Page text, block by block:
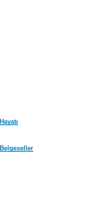
Hayatı
Belgeseller